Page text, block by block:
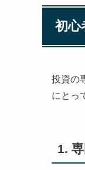
初心
投資の
にとっ
1.